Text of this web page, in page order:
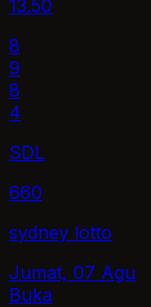
13.50
8
9
8
4
SDL
660
sydney lotto
Jumat, 07 Agu
Buka